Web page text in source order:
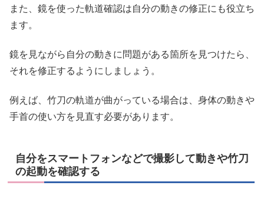
また、鏡を使った軌道確認は自分の動きの修正にも役立ち
ます。
鏡を見ながら自分の動きに問題がある箇所を見つけたら、
それを修正するようにしましょう。
例えば、竹刀の軌道が曲がっている場合は、身体の動きや
手首の使い方を見直す必要があります。
自分をスマートフォンなどで撮影して動きや竹刀
の起動を確認する